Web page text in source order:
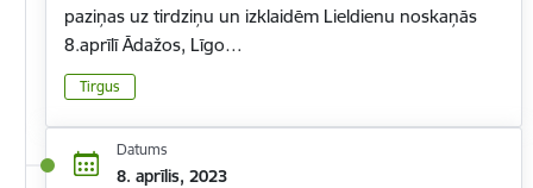
paziņas uz tirdziņu un izklaidēm Lieldienu noskaņās
8.aprīlī Ādažos, Līgo…
Tirgus
Datums
8. aprīlis, 2023